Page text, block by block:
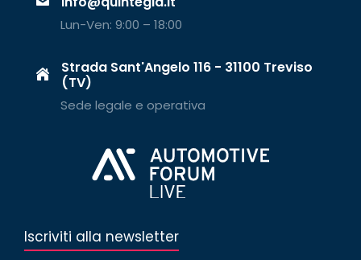
Lun-Ven: 9:00 – 18:00
Strada Sant'Angelo 116 - 31100 Treviso
(TV)
Sede legale e operativa
Iscriviti alla newsletter